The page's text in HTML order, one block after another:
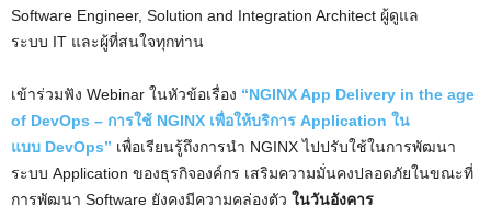
Software Engineer, Solution and Integration Architect ผู้ดูแล
ระบบ IT และผู้ที่สนใจทุกท่าน
เข้าร่วมฟัง Webinar ในหัวข้อเรื่อง “NGINX App Delivery in the age
of DevOps – การใช้ NGINX เพื่อให้บริการ Application ใน
แบบ DevOps” เพื่อเรียนรู้ถึงการนำ NGINX ไปปรับใช้ในการพัฒนา
ระบบ Application ของธุรกิจองค์กร เสริมความมั่นคงปลอดภัยในขณะที่
การพัฒนา Software ยังคงมีความคล่องตัว ในวันอังคาร